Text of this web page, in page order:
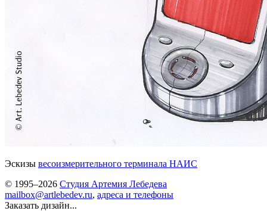
Эскизы весоизмерительного терминала НАИС
© 1995–2026 Студия Артемия Лебедева
mailbox@artlebedev.ru, адреса и телефоны
Заказать дизайн...